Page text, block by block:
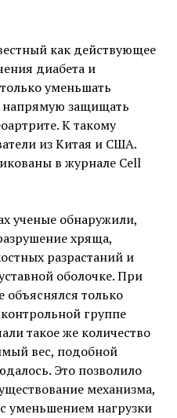
как действующее
диабета и
уменьшать
напрямую защищать
К такому
из Китая и США.
в журнале Cell
ученые обнаружили,
хряща,
разрастаний и
оболочке. При
только
группе
такое же количество
вес, подобной
Это позволило
механизма,
уменьшением нагрузки